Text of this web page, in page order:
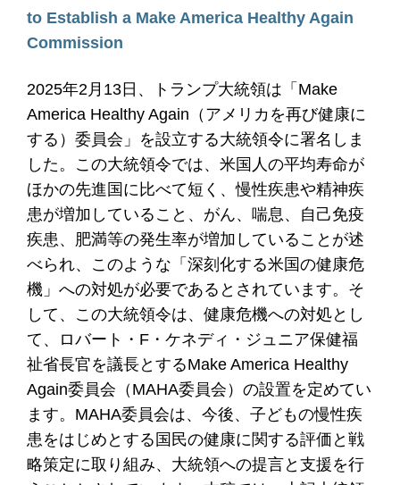
to Establish a Make America Healthy Again
Commission
2025年2月13日、トランプ大統領は「Make
America Healthy Again（アメリカを再び健康に
する）委員会」を設立する大統領令に署名しま
した。この大統領令では、米国人の平均寿命が
ほかの先進国に比べて短く、慢性疾患や精神疾
患が増加していること、がん、喘息、自己免疫
疾患、肥満等の発生率が増加していることが述
べられ、このような「深刻化する米国の健康危
機」への対処が必要であるとされています。そ
して、この大統領令は、健康危機への対処とし
て、ロバート・F・ケネディ・ジュニア保健福
祉省長官を議長とするMake America Healthy
Again委員会（MAHA委員会）の設置を定めてい
ます。MAHA委員会は、今後、子どもの慢性疾
患をはじめとする国民の健康に関する評価と戦
略策定に取り組み、大統領への提言と支援を行